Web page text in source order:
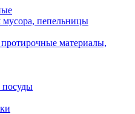
пепельницы
материалы,
посуды